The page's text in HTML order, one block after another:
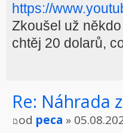
https://
Zkoušel už
chtěj 20 dolarů,
Re: Náhrada
od peca »